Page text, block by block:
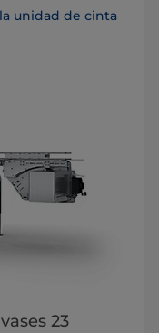
unidad de cinta
23